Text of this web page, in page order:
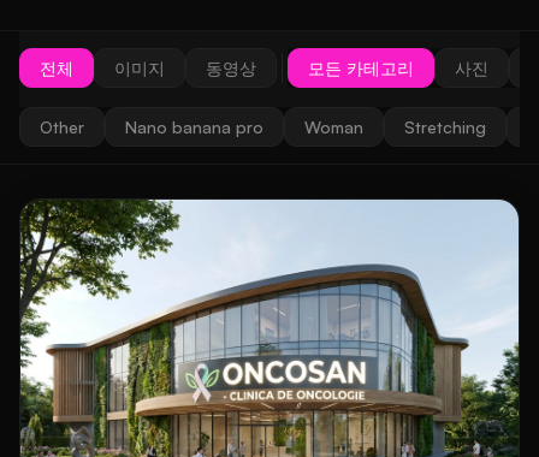
전체 이미지 동영상 모든 카테고리 사진
Other Nano banana pro Woman Stretching